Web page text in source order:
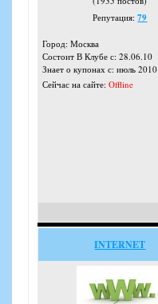
Репутация:79
Город: Москва
Состоит В Клубе с: 28.06.10
Знает о купонах с: июль 2010
Сейчас на сайте: Offline
INTERNET